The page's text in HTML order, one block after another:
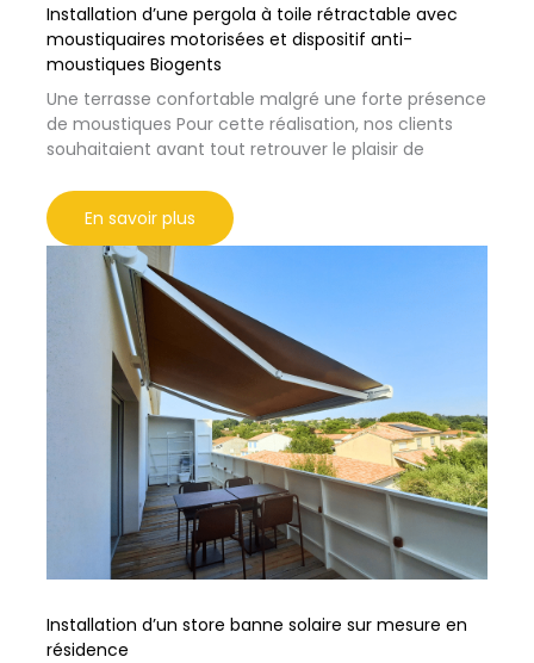
Installation d’une pergola à toile rétractable avec
moustiquaires motorisées et dispositif anti-
moustiques Biogents
Une terrasse confortable malgré une forte présence
de moustiques Pour cette réalisation, nos clients
souhaitaient avant tout retrouver le plaisir de
En savoir plus
Installation d’un store banne solaire sur mesure en
résidence